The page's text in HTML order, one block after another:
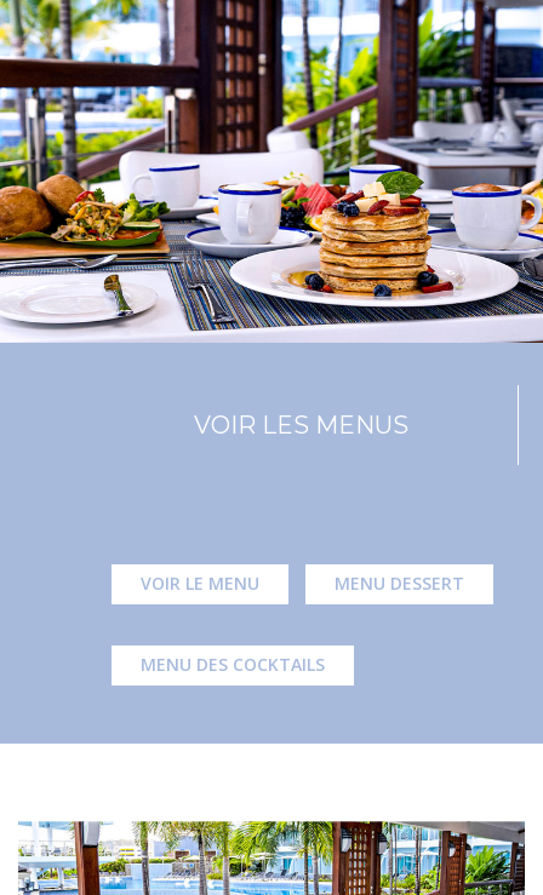
VOIR LES MENUS
VOIR LE MENU MENU DESSERT
MENU DES COCKTAILS